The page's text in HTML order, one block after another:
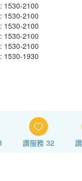
1530-2100
1530-2100
1530-2100
1530-2100
1530-2100
1530-1930
讚服務 32